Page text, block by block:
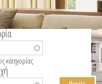
κατηγορίας